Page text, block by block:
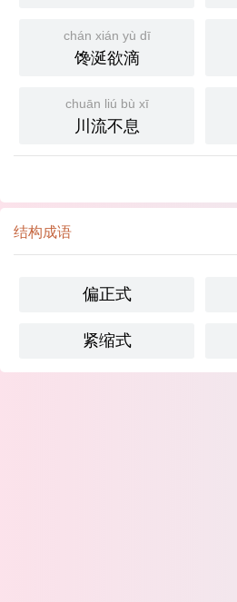
chán xián yù dī
馋涎欲滴
chuān liú bù xī
川流不息
结构成语
偏正式
紧缩式